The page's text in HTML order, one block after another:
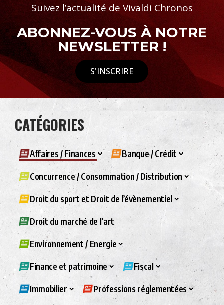
Suivez l’actualité de Vivaldi Chronos
ABONNEZ-VOUS À NOTRE
NEWSLETTER !
S'INSCRIRE
CATÉGORIES
Affaires / Finances Banque / Crédit
Concurrence / Consommation / Distribution
Droit du sport et Droit de l’évènementiel
Droit du marché de l’art
Environnement / Energie
Finance et patrimoine Fiscal
Immobilier Professions réglementées